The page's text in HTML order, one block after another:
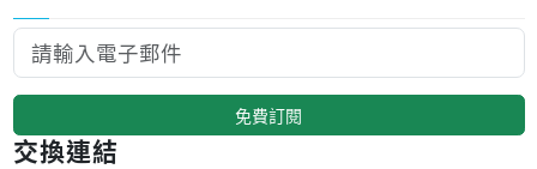
免費訂閱
交換連結